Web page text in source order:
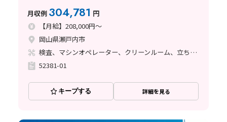
月収例 304,781 円
【月給】208,000円～
岡山県瀬戸内市
検査、マシンオペレーター、クリーンルーム、立ち作業
52381-01
キープする 詳細を見る